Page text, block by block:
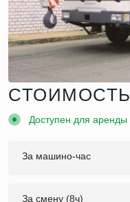
СТОИМОСТЬ
Доступен для аренды
За машино-час
За смену (8ч)